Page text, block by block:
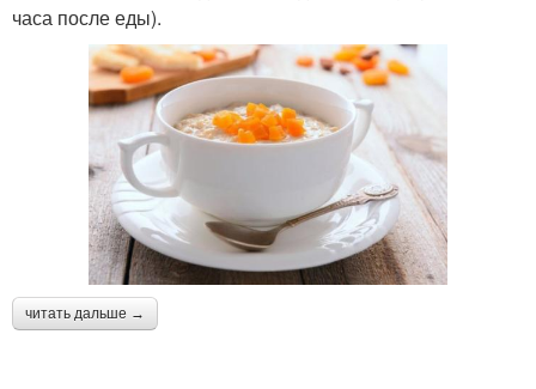
часа после еды).
читать дальше →